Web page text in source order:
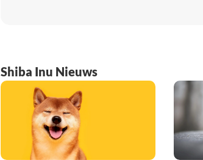
Shiba Inu Nieuws